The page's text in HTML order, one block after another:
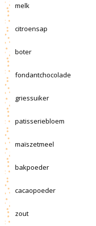
melk
citroensap
boter
fondantchocolade
griessuiker
patisseriebloem
maïszetmeel
bakpoeder
cacaopoeder
zout